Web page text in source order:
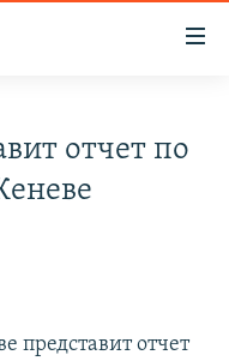
отчет по
представит отчет